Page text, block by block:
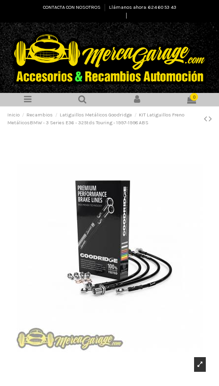
CONTACTA CON NOSOTROS
Llámanos ahora: 624 60 53 43
0
Inicio Recambios Latiguillos Metálicos Goodridge
KIT Latiguillos Freno
MetálicosBMW - 3 Series E36 - 325tds Touring - 1997-1998 ABS